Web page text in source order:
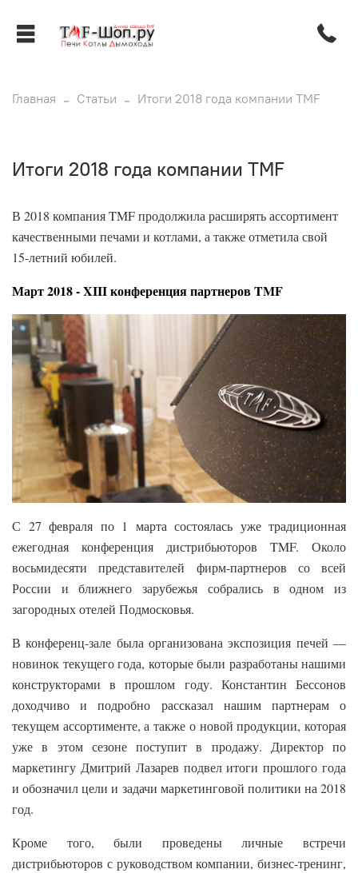
Главная Статьи Итоги 2018 года компании TMF
Итоги 2018 года компании TMF
В 2018 компания TMF продолжила расширять ассортимент
качественными печами и котлами, а также отметила свой
15-летний юбилей.
Март 2018 - XIII конференция партнеров TMF
С 27 февраля по 1 марта состоялась уже традиционная
ежегодная конференция дистрибьюторов TMF. Около
восьмидесяти представителей фирм-партнеров со всей
России и ближнего зарубежья собрались в одном из
загородных отелей Подмосковья.
В конференц-зале была организована экспозиция печей —
новинок текущего года, которые были разработаны нашими
конструкторами в прошлом году. Константин Бессонов
доходчиво и подробно рассказал нашим партнерам о
текущем ассортименте, а также о новой продукции, которая
уже в этом сезоне поступит в продажу. Директор по
маркетингу Дмитрий Лазарев подвел итоги прошлого года
и обозначил цели и задачи маркетинговой политики на 2018
год.
Кроме того, были проведены личные встречи
дистрибьюторов с руководством компании, бизнес-тренинг,